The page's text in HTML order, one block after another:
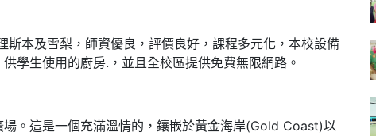
本及雪梨，師資優良，評價良好，課程多元化， 本校設備
供學生使用的廚房.，並且全校區提供免費無限網路。
。這是一個充滿溫情的，鑲嵌於黃金海岸(Gold Coast)以